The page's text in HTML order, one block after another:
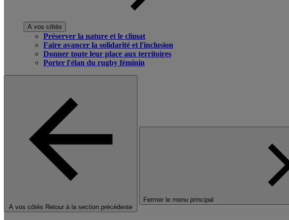
A vos côtés
Préserver la nature et le climat
Faire avancer la solidarité et l'inclusion
Donner toute leur place aux territoires
Porter l'élan du rugby féminin
A vos côtés Retour à la section précédente
Fermer le menu principal